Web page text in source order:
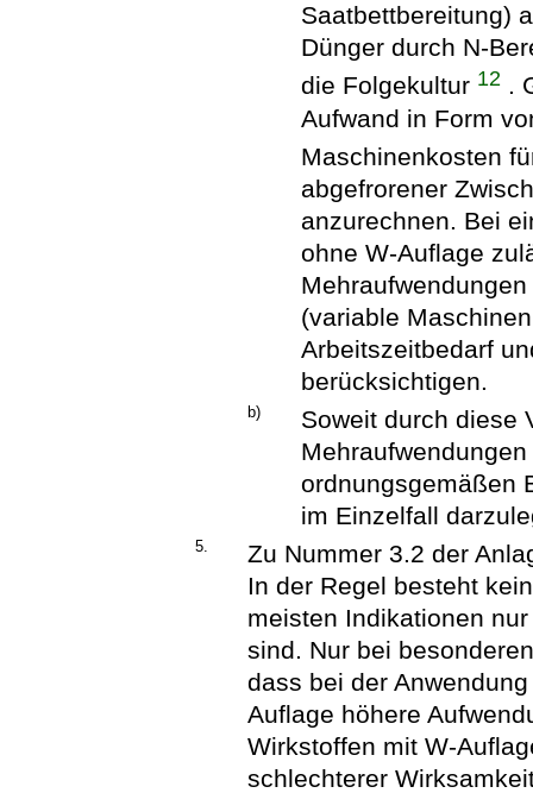
Saatbettbereitung)
Dünger durch N-
die Folgekultur 12 .
Aufwand in Form
Maschinenkosten
abgefrorener
anzurechnen. Bei
ohne W-Auflage
(variable
Arbeitszeitbedarf
berücksichtigen.
b)
Soweit durch diese
ordnungsgemäßen
im Einzelfall
5.
Zu Nummer 3.2 der
In der Regel besteht
meisten Indikationen
sind. Nur bei
dass bei der
Auflage höhere
Wirkstoffen mit W-
schlechterer